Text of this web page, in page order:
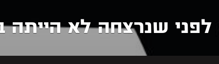
לפני שנרצחה לא הייתה